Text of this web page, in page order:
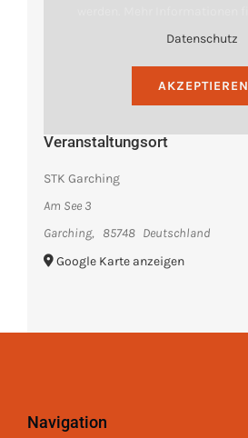
Veranstaltungsort
STK Garching
Am See 3
Garching, 85748 Deutschland
Google Karte anzeigen
Datenschutz
AKZEPTIEREN
Navigation